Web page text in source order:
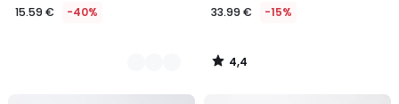
15.59 € -40% 33.99 € -15%
4,4
/